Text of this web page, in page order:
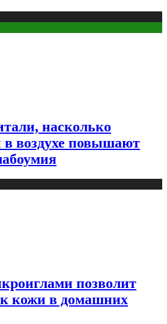
насколько
воздухе повышают
позволит
кожи в домашних